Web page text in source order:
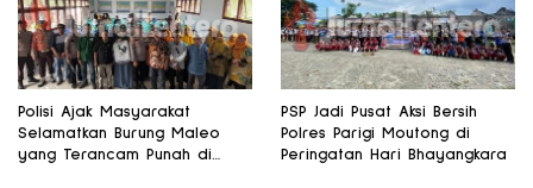
Polisi Ajak Masyarakat
Selamatkan Burung Maleo
yang Terancam Punah di
PSP Jadi Pusat Aksi Bersih
Polres Parigi Moutong di
Peringatan Hari Bhayangkara